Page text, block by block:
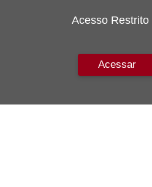
Acesso Restrito
Acessar